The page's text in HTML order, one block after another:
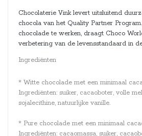
Chocolaterie Vink levert uitsluitend
chocola van het Quality Partner
chocolade te werken, draagt Choco
verbetering van de levensstandaard in
Ingrediënten
* Witte chocolade met een minimaal
Ingrediënten: suiker, cacaoboter, volle
sojalecithine, natuurlijke vanille.
* Pure chocolade met een minimaal
Ingrediënten: cacaomassa, suiker,